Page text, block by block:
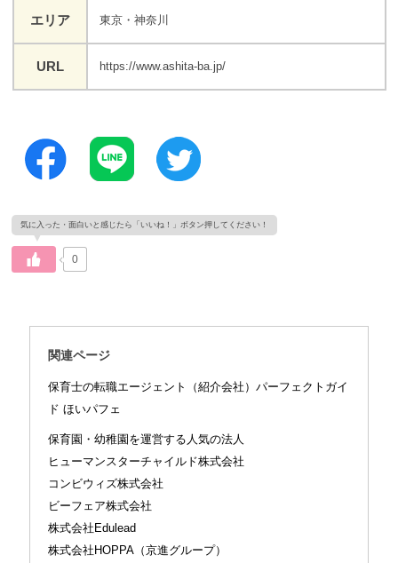
エリア 東京・神奈川
URL https://www.ashita-ba.jp/
0
関連ページ
保育士の転職エージェント（紹介会社）パーフェクトガイ
ド ほいパフェ
保育園・幼稚園を運営する人気の法人
ヒューマンスターチャイルド株式会社
コンビウィズ株式会社
ビーフェア株式会社
株式会社Edulead
株式会社HOPPA（京進グループ）